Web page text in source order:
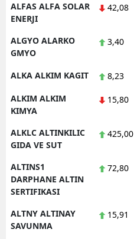
ALFAS ALFA SOLAR
ENERJI
42,08
ALGYO ALARKO
GMYO
3,40
ALKA ALKIM KAGIT 8,23
ALKIM ALKIM
KIMYA
15,80
ALKLC ALTINKILIC
GIDA VE SUT
425,00
ALTINS1
DARPHANE ALTIN
SERTIFIKASI
72,80
ALTNY ALTINAY
SAVUNMA
15,91